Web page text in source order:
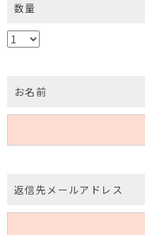
数量
お名前
返信先メールアドレス